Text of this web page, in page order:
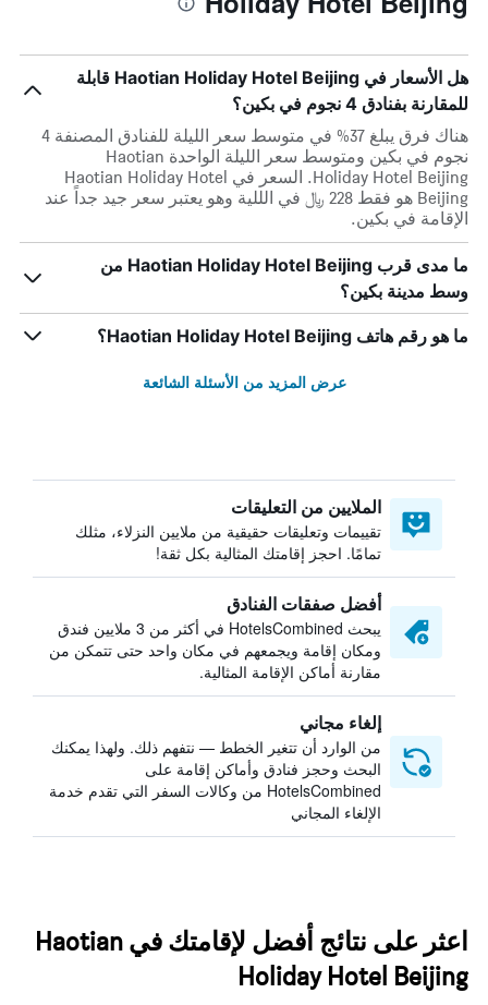
هل الأسعار في Haotian Holiday Hotel Beijing قابلة
للمقارنة بفنادق 4 نجوم في بكين؟
هناك فرق يبلغ 37% في متوسط ​​سعر الليلة للفنادق المصنفة 4
نجوم في بكين ومتوسط ​​سعر الليلة الواحدة Haotian
Holiday Hotel Beijing. السعر في Haotian Holiday Hotel
Beijing هو فقط 228 ﷼ في الللية وهو يعتبر سعر جيد جداً عند
الإقامة في بكين.
ما مدى قرب Haotian Holiday Hotel Beijing من
وسط مدينة بكين؟
ما هو رقم هاتف Haotian Holiday Hotel Beijing؟
عرض المزيد من الأسئلة الشائعة
الملايين من التعليقات
تقييمات وتعليقات حقيقية من ملايين النزلاء، مثلك
تمامًا. احجز إقامتك المثالية بكل ثقة!
أفضل صفقات الفنادق
يبحث HotelsCombined في أكثر من 3 ملايين فندق
ومكان إقامة ويجمعهم في مكان واحد حتى تتمكن من
مقارنة أماكن الإقامة المثالية.
إلغاء مجاني
من الوارد أن تتغير الخطط — نتفهم ذلك. ولهذا يمكنك
البحث وحجز فنادق وأماكن إقامة على
HotelsCombined من وكالات السفر التي تقدم خدمة
الإلغاء المجاني
اعثر على نتائج أفضل لإقامتك في Haotian
Holiday Hotel Beijing